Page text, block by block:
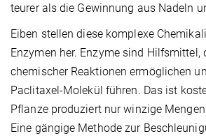
teurer als die Gewinnung aus Nadeln
Eiben stellen diese komplexe
Enzymen her. Enzyme sind Hilfsmittel,
chemischer Reaktionen ermöglichen
Paclitaxel-Molekül führen. Das ist
Pflanze produziert nur winzige
Eine gängige Methode zur